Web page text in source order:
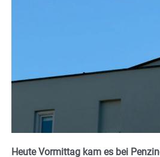
Heute Vormittag kam es bei